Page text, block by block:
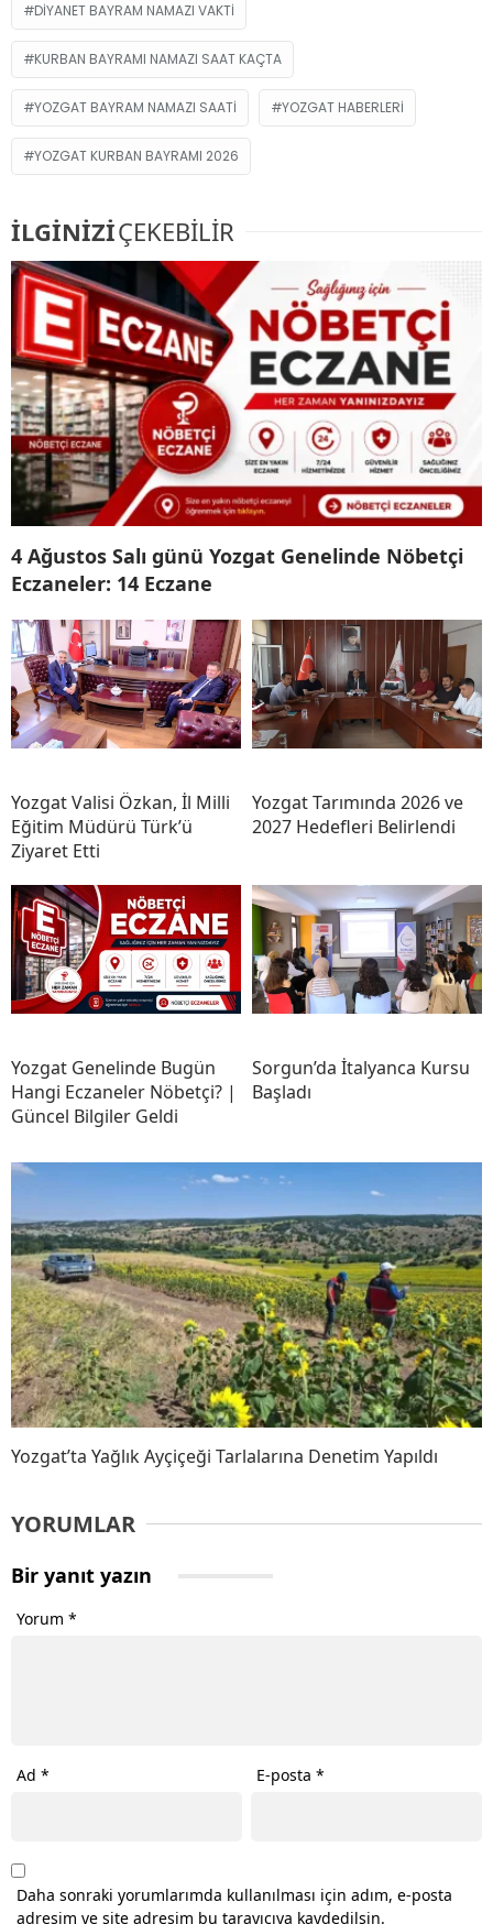
DIYANET BAYRAM NAMAZI VAKTI
KURBAN BAYRAMI NAMAZI SAAT KAÇTA
YOZGAT BAYRAM NAMAZI SAATI YOZGAT HABERLERI
YOZGAT KURBAN BAYRAMI 2026
İLGİNİZİÇEKEBİLİR
4 Ağustos Salı günü Yozgat Genelinde Nöbetçi
Eczaneler: 14 Eczane
Yozgat Valisi Özkan, İl Milli
Eğitim Müdürü Türk’ü
Ziyaret Etti
Yozgat Tarımında 2026 ve
2027 Hedefleri Belirlendi
Yozgat Genelinde Bugün
Hangi Eczaneler Nöbetçi? |
Güncel Bilgiler Geldi
Sorgun’da İtalyanca Kursu
Başladı
Yozgat’ta Yağlık Ayçiçeği Tarlalarına Denetim Yapıldı
YORUMLAR
Bir yanıt yazın
Yorum *
Ad * E-posta*
Daha sonraki yorumlarımda kullanılması için adım, e-posta
adresim ve site adresim bu tarayıcıya kaydedilsin.